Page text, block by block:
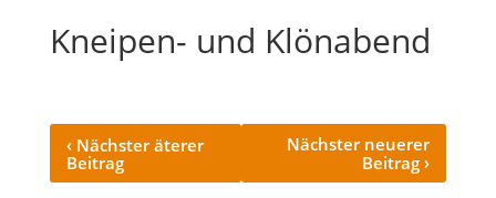
Kneipen- und Klönabend
‹Nächster äterer
Beitrag
Nächster neuerer
Beitrag›